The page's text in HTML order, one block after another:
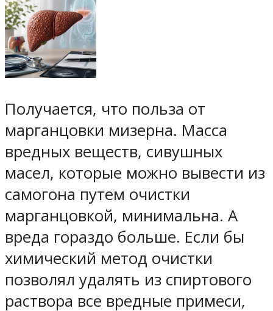
Получается, что польза от
марганцовки мизерна. Масса
вредных веществ, сивушных
масел, которые можно вывести из
самогона путем очистки
марганцовкой, минимальна. А
вреда гораздо больше. Если бы
химический метод очистки
позволял удалять из спиртового
раствора все вредные примеси,